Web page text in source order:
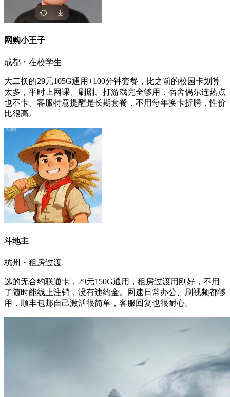
网购小王子
成都・在校学生
大二换的29元105G通用+100分钟套餐，比之前的校园卡划算
太多，平时上网课、刷剧、打游戏完全够用，宿舍偶尔连热点
也不卡。客服特意提醒是长期套餐，不用每年换卡折腾，性价
比很高。
斗地主
杭州・租房过渡
选的无合约联通卡，29元150G通用，租房过渡用刚好，不用
了随时能线上注销，没有违约金。网速日常办公、刷视频都够
用，顺丰包邮自己激活很简单，客服回复也很耐心。